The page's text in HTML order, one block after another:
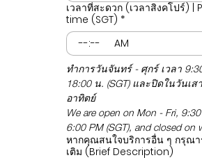
เวลาที่สะดวก (เวลาสิงคโปร์) |
time (SGT) *
:
AM
ทำการวันจันทร์ - ศุกร์ เวลา
18:00 น. (SGT) และปิดในวันเ
อาทิตย์
We are open on Mon - Fri,
6:00 PM (SGT), and closed on
หากคุณสนใจบริการอื่น ๆ กรุณา
เติม (Brief Description)